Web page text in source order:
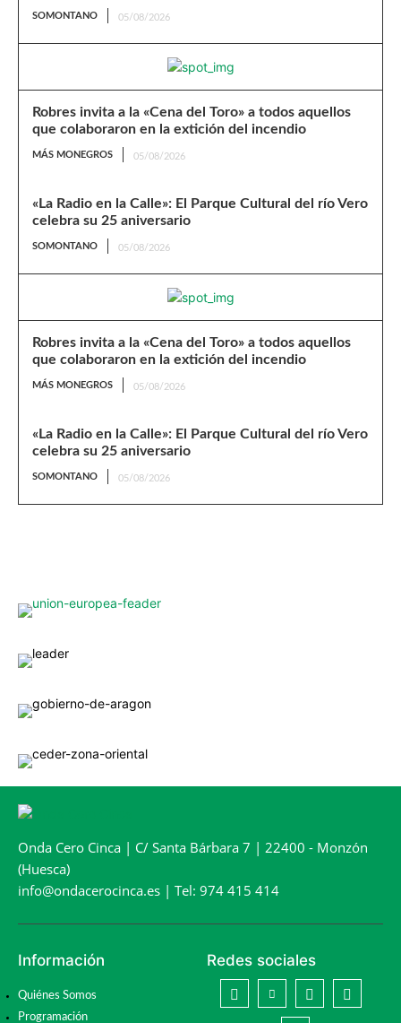
SOMONTANO 05/08/2026
Robres invita a la «Cena del Toro» a todos aquellos
que colaboraron en la extición del incendio
MÁS MONEGROS 05/08/2026
«La Radio en la Calle»: El Parque Cultural del río Vero
celebra su 25 aniversario
SOMONTANO 05/08/2026
Robres invita a la «Cena del Toro» a todos aquellos
que colaboraron en la extición del incendio
MÁS MONEGROS 05/08/2026
«La Radio en la Calle»: El Parque Cultural del río Vero
celebra su 25 aniversario
SOMONTANO 05/08/2026
Onda Cero Cinca | C/ Santa Bárbara 7 | 22400 - Monzón
(Huesca)
info@ondacerocinca.es | Tel: 974 415 414
Información
Quiénes Somos
Programación
Redes sociales